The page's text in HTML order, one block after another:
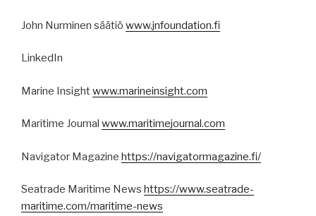
John Nurminen säätiö www.jnfoundation.fi
LinkedIn
Marine Insightwww.marineinsight.com
Maritime Journal www.maritimejournal.com
Navigator Magazine https://navigatormagazine.fi/
Seatrade Maritime News https://www.seatrade-
maritime.com/maritime-news